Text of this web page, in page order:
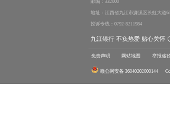
邮编：332000
地址：江西省九江市濂溪区长虹大道
投诉专线：0792-8211984
九江银行 不负热爱 贴心关怀
免责声明 网站地图 举报途
赣公网安备 36040202000144